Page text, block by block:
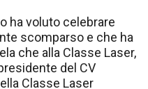
ha voluto celebrare
scomparso e che ha
che alla Classe Laser,
del CV
Classe Laser